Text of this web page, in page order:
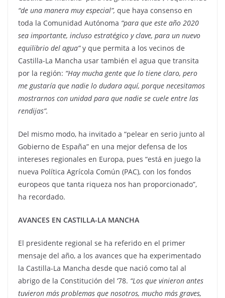
“de una manera muy especial”, que haya consenso en
toda la Comunidad Autónoma “para que este año 2020
sea importante, incluso estratégico y clave, para un nuevo
equilibrio del agua”y que permita a los vecinos de
Castilla-La Mancha usar también el agua que transita
por la región: “Hay mucha gente que lo tiene claro, pero
me gustaría que nadie lo dudara aquí, porque necesitamos
mostrarnos con unidad para que nadie se cuele entre las
rendijas”.
Del mismo modo, ha invitado a “pelear en serio junto al
Gobierno de España” en una mejor defensa de los
intereses regionales en Europa, pues “está en juego la
nueva Política Agrícola Común (PAC), con los fondos
europeos que tanta riqueza nos han proporcionado”,
ha recordado.
AVANCES EN CASTILLA-LA MANCHA
El presidente regional se ha referido en el primer
mensaje del año, a los avances que ha experimentado
la Castilla-La Mancha desde que nació como tal al
abrigo de la Constitución del ‘78. “Los que vinieron antes
tuvieron más problemas que nosotros, mucho más graves,